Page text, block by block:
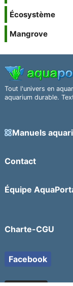
Écosystème
Mangrove
Tout l'univers en
aquarium durable.
Manuels
Contact
Équipe
Charte-CGU
Facebook